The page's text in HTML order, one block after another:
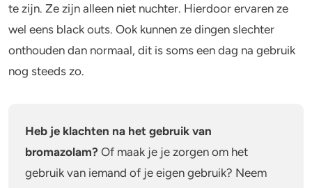
te zijn. Ze zijn alleen niet nuchter. Hierdoor ervaren ze
wel eens black outs. Ook kunnen ze dingen slechter
onthouden dan normaal, dit is soms een dag na gebruik
nog steeds zo.
Heb je klachten na het gebruik van
bromazolam? Of maak je je zorgen om het
gebruik van iemand of je eigen gebruik? Neem